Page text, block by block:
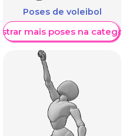
Poses de voleibol
mais poses na